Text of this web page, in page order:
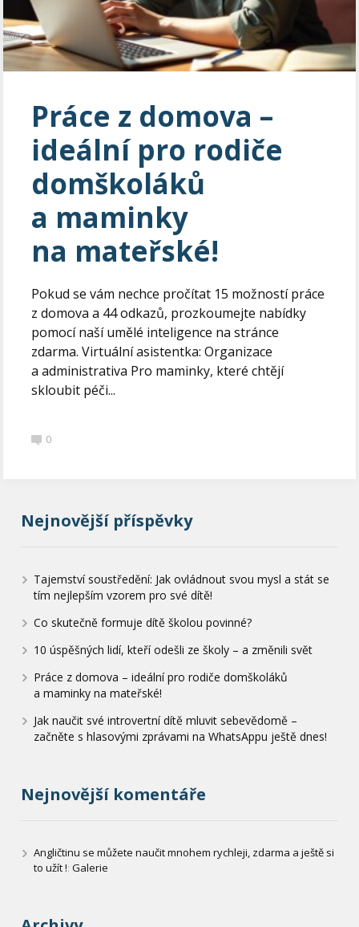
Práce z domova –
ideální pro rodiče
domškoláků
a maminky
na mateřské!
Pokud se vám nechce pročítat 15 možností práce
z domova a 44 odkazů, prozkoumejte nabídky
pomocí naší umělé inteligence na stránce
zdarma. Virtuální asistentka: Organizace
a administrativa Pro maminky, které chtějí
skloubit péči...
0
Nejnovější příspěvky
Tajemství soustředění: Jak ovládnout svou mysl a stát se
tím nejlepším vzorem pro své dítě!
Co skutečně formuje dítě školou povinné?
10 úspěšných lidí, kteří odešli ze školy – a změnili svět
Práce z domova – ideální pro rodiče domškoláků
a maminky na mateřské!
Jak naučit své introvertní dítě mluvit sebevědomě –
začněte s hlasovými zprávami na WhatsAppu ještě dnes!
Nejnovější komentáře
Angličtinu se můžete naučit mnohem rychleji, zdarma a ještě si
to užít !:Galerie